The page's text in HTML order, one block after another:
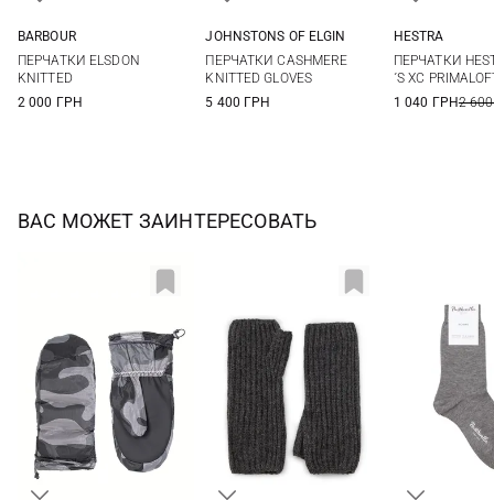
BARBOUR
ПЕРЧАТКИ ELSDON
KNITTED
2 000 ГРН
JOHNSTONS OF ELGIN
ПЕРЧАТКИ CASHMERE
KNITTED GLOVES
5 400 ГРН
HESTRA
ПЕРЧАТКИ
´S XC
1 040 ГРН2
ВАС МОЖЕТ ЗАИНТЕРЕСОВАТЬ